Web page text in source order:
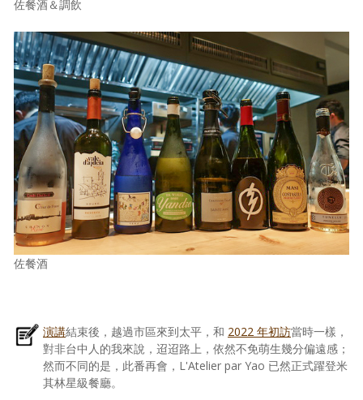
佐餐酒＆調飲
佐餐酒
演講結束後，越過市區來到太平，和 2022 年初訪當時一樣，
對非台中人的我來說，迢迢路上，依然不免萌生幾分偏遠感；
然而不同的是，此番再會，L'Atelier par Yao 已然正式躍登米
其林星級餐廳。